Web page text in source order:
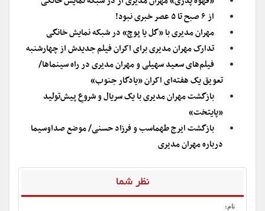
از ۶ صبح تا ۵ عصر خبری نبود!
مهران مدیری با «گل یا پوچ» در شبکه نمایش خانگی
تدارک مهران مدیری برای اکران فیلم جدیدش از چهارشنبه
فیلم‌های سعید سهیلی و مهران مدیری در راه سینماها/
تعویق یک هفته‌ای اکران «یادگار جنوب»
بازگشت مهران مدیری با یک سریال و شروعِ پیش‌تولید
«پایتخت»
بازگشت ایرج طهماسب و فرزاد حسنی/ موضع صداوسیما
درباره مهران مدیری
نظر شما
نام: